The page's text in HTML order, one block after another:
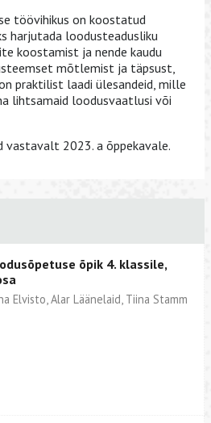
töövihikus on koostatud
harjutada loodusteadusliku
koostamist ja nende kaudu
mõtlemist ja täpsust,
praktilist laadi ülesandeid, mille
lihtsamaid loodusvaatlusi või
vastavalt 2023. a õppekavale.
õpik 4. klassile,
Elvisto, Alar Läänelaid, Tiina Stamm